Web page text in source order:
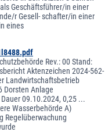
Geschäftsführer/in einer
r Gesell- schafter/in einer
eines
Rev.: 00 Stand:
Aktenzeichen 2024-562-
Landwirtschaftsbetrieb
Dorsten Anlage
09.10.2024, 0,25 ...
Wasserbehörde A)
Regelüberwachung